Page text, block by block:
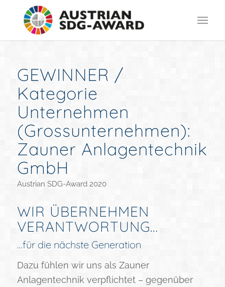
GEWINNER /
Kategorie
Unternehmen
(Grossunternehmen):
Zauner Anlagentechnik
GmbH
Austrian SDG-Award 2020
WIR ÜBERNEHMEN
VERANTWORTUNG…
…für die nächste Generation
Dazu fühlen wir uns als Zauner
Anlagentechnik verpflichtet – gegenüber